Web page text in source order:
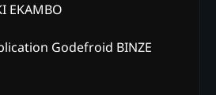
EKAMBO
Godefroid BINZE